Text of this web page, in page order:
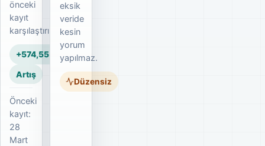
önceki
kayıt
karşılaştırılır.
+574,55%
Artış
Önceki
kayıt:
28
Mart
eksik
veride
kesin
yorum
yapılmaz.
Düzensiz